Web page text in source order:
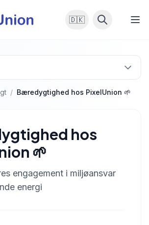
🇩🇰
/ Bæredygtighed hos PixelUnion 🌱
hos
🌱
engagement i miljøansvar
energi